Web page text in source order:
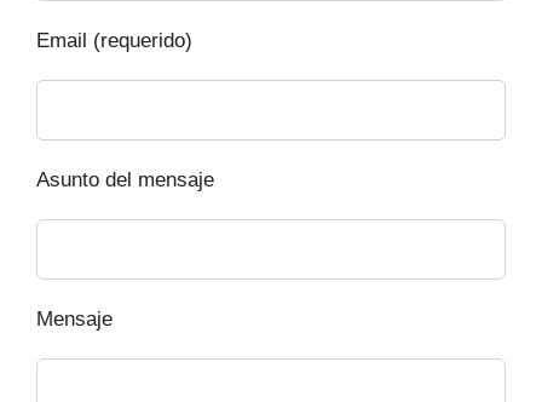
Email (requerido)
Asunto del mensaje
Mensaje